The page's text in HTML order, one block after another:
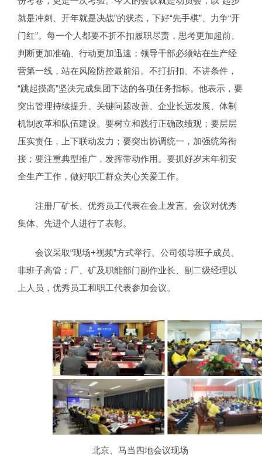
就是冲刺、开年就是决战”的状态，下好“先手棋”、力争“开
门红”。每一个人都要不折不扣履职尽责，思考更加超前、
判断更加准确、行动更加迅速；领导干部必须站在生产经
营第一线，站在风险防控最前沿。不打折扣、不讲条件，
“跳起摸高”坚决完成集团下达的各项任务指标。他表示，要
突出管理持续提升、关键问题改善、企业长远发展、体制
机制改革和队伍建设。要树立和践行正确政绩观；要层层
压实责任，上下联动发力；要突出协调统一，加强统筹衔
接；要注重典型推广，发挥带动作用。要抓好岁末年初安
全生产工作，做好职工群众关心关爱工作。
注册厂矿长、优秀员工代表在会上发言。会议对优秀
集体、先进个人进行了表彰。
会议采取“现场+视频”方式举行。公司领导班子成员、
非班子高管；厂、矿及职能部门副作业长、副二级经理以
上人员，优秀员工和职工代表参加会议。
北京、马当四地会议现场